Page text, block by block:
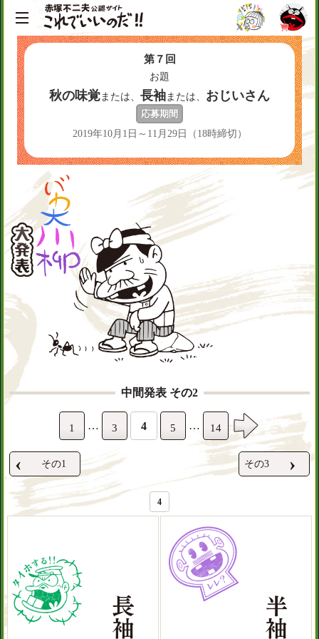
第７回
お題
秋の味覚 または、 長袖 または、 おじいさん
応募期間
2019年10月1日～11月29日（18時締切）
中間発表 その2
1 … 3 4 5 … 14
‹ その1 その3 ›
4